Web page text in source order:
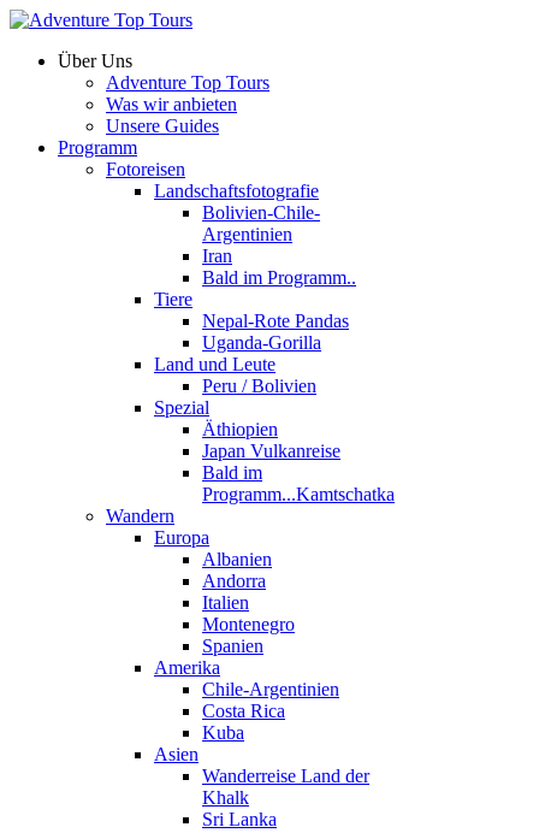
Über Uns
Adventure Top Tours
Was wir anbieten
Unsere Guides
Programm
Fotoreisen
Landschaftsfotografie
Bolivien-Chile-
Argentinien
Iran
Bald im Programm..
Tiere
Nepal-Rote Pandas
Uganda-Gorilla
Land und Leute
Peru / Bolivien
Spezial
Äthiopien
Japan Vulkanreise
Bald im
Programm...Kamtschatka
Wandern
Europa
Albanien
Andorra
Italien
Montenegro
Spanien
Amerika
Chile-Argentinien
Costa Rica
Kuba
Asien
Wanderreise Land der
Khalk
Sri Lanka